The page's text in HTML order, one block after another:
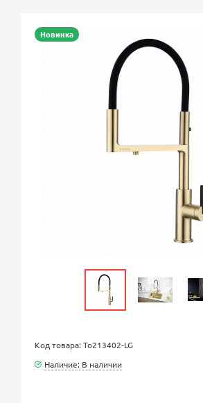
Новинка
Код товара: To213402-LG
Наличие: В наличии